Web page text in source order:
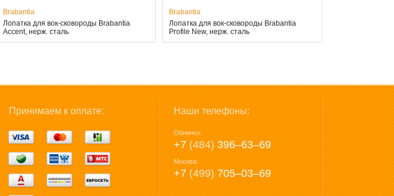
Brabantia
Лопатка для вок-сковороды Brabantia
Accent, нерж. сталь
Brabantia
Лопатка для вок-сковороды Brabantia
Profile New, нерж. сталь
Принимаем к оплате: Наши телефоны:
Обнинск:
+7 (484) 396‒63‒69
Москва:
+7 (499) 705‒03‒69